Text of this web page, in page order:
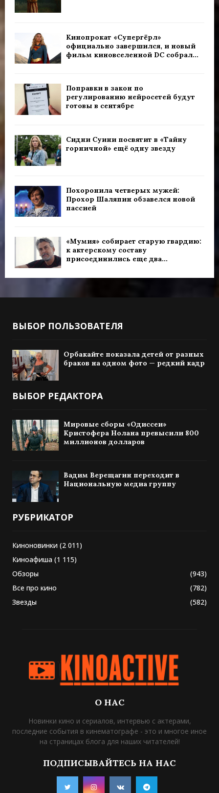
Кинопрокат «Супергёрл»
официально завершился, и новый
фильм киновселенной DC собрал...
Поправки в закон по
регулированию нейросетей будут
готовы в сентябре
Сидни Суини посвятит в «Тайну
горничной» ещё одну звезду
Похоронила четверых мужей:
Прохор Шаляпин обзавелся новой
пассией
«Мумия» собирает старую гвардию:
к актерскому составу
присоединились еще два...
ВЫБОР ПОЛЬЗОВАТЕЛЯ
Орбакайте показала детей от разных
браков на одном фото — редкий кадр
ВЫБОР РЕДАКТОРА
Мировые сборы «Одиссеи»
Кристофера Нолана превысили 800
миллионов долларов
Вадим Верещагин переходит в
Национальную медиа группу
РУБРИКАТОР
Киноновинки (2 011)
Киноафиша (1 115)
Обзоры
(943)
Все про кино
(782)
Звезды
(582)
О НАС
Новинки кино и сериалов, интервью с актерами,
последние события в кинематографе - это и многое иное
на страницах блога для наших читателей!
ПОДПИСЫВАЙТЕСЬ НА НАС